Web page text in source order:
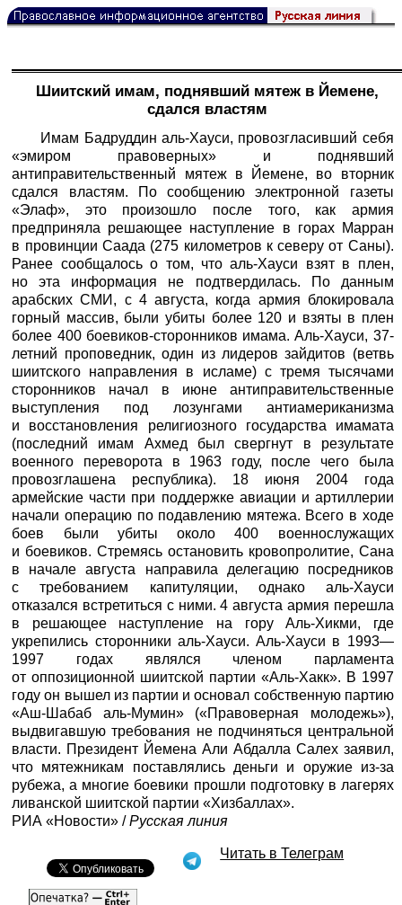
Шиитский имам, поднявший мятеж в Йемене,
сдался властям
Имам Бадруддин аль-Хауси, провозгласивший себя
«эмиром правоверных» и поднявший
антиправительственный мятеж в Йемене, во вторник
сдался властям. По сообщению электронной газеты
«Элаф», это произошло после того, как армия
предприняла решающее наступление в горах Марран
в провинции Саада (275 километров к северу от Саны).
Ранее сообщалось о том, что аль-Хауси взят в плен,
но эта информация не подтвердилась. По данным
арабских СМИ, с 4 августа, когда армия блокировала
горный массив, были убиты более 120 и взяты в плен
более 400 боевиков-сторонников имама. Аль-Хауси, 37-
летний проповедник, один из лидеров зайдитов (ветвь
шиитского направления в исламе) с тремя тысячами
сторонников начал в июне антиправительственные
выступления под лозунгами антиамериканизма
и восстановления религиозного государства имамата
(последний имам Ахмед был свергнут в результате
военного переворота в 1963 году, после чего была
провозглашена республика). 18 июня 2004 года
армейские части при поддержке авиации и артиллерии
начали операцию по подавлению мятежа. Всего в ходе
боев были убиты около 400 военнослужащих
и боевиков. Стремясь остановить кровопролитие, Сана
в начале августа направила делегацию посредников
с требованием капитуляции, однако аль-Хауси
отказался встретиться с ними. 4 августа армия перешла
в решающее наступление на гору Аль-Хикми, где
укрепились сторонники аль-Хауси. Аль-Хауси в 1993—
1997 годах являлся членом парламента
от оппозиционной шиитской партии «Аль-Хакк». В 1997
году он вышел из партии и основал собственную партию
«Аш-Шабаб аль-Мумин» («Правоверная молодежь»),
выдвигавшую требования не подчиняться центральной
власти. Президент Йемена Али Абдалла Салех заявил,
что мятежникам поставлялись деньги и оружие из-за
рубежа, а многие боевики прошли подготовку в лагерях
ливанской шиитской партии «Хизбаллах».
РИА «Новости»/Русская линия
Читать в Телеграм